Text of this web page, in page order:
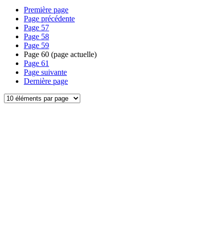
Première page
Page précédente
Page 57
Page 58
Page 59
Page 60 (page actuelle)
Page 61
Page suivante
Dernière page